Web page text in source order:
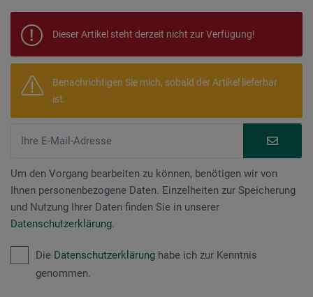
Dieser Artikel steht derzeit nicht zur Verfügung!
Benachrichtigen Sie mich, sobald der Artikel lieferbar
ist.
Um den Vorgang bearbeiten zu können, benötigen wir von
Ihnen personenbezogene Daten. Einzelheiten zur Speicherung
und Nutzung Ihrer Daten finden Sie in unserer
Datenschutzerklärung.
Die Datenschutzerklärung habe ich zur Kenntnis
genommen.